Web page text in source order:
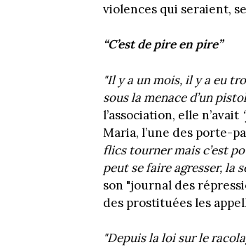
violences qui seraient,
“C’est de pire en pire”
"Il y a un mois, il y a eu
sous la menace d’un
l’association, elle n’avait
Maria, l’une des porte-
flics tourner mais c’est
peut se faire agresser, la
son "journal des
des prostituées les
"Depuis la loi sur le